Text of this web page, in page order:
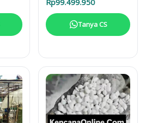
Tanya CS